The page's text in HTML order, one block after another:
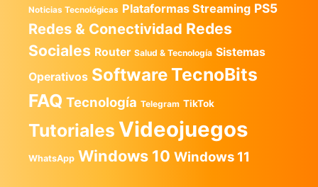
Noticias Tecnológicas Plataformas Streaming PS5
Redes & Conectividad Redes
Sociales Router Salud & Tecnología Sistemas
Operativos SoftwareTecnoBits
FAQ Tecnología Telegram TikTok
Tutoriales Videojuegos
WhatsApp Windows 10 Windows 11